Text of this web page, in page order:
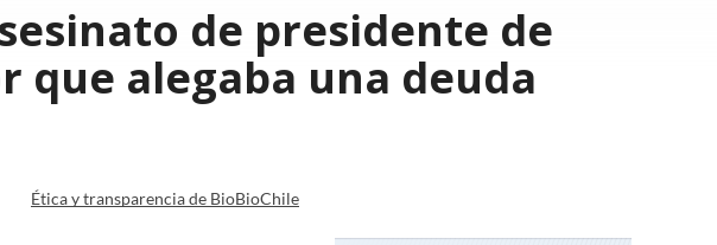
de presidente de
que alegaba una deuda
Ética y transparencia de BioBioChile